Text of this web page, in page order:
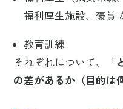
福利厚生施設、褒賞
教育訓練
それぞれについて、
の差があるか（目的は